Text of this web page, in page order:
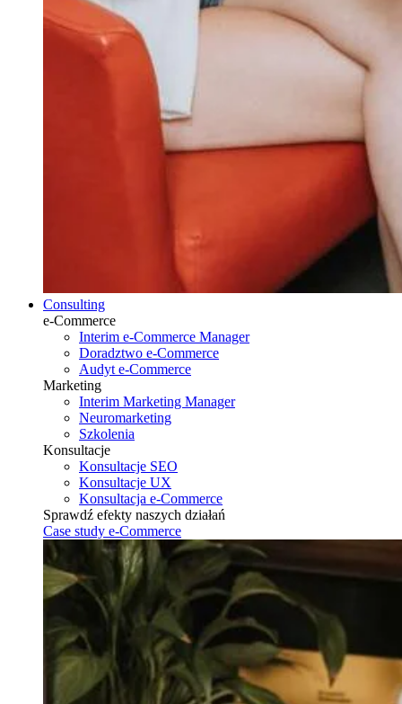
Consulting
e-Commerce
Interim e-Commerce Manager
Doradztwo e-Commerce
Audyt e-Commerce
Marketing
Interim Marketing Manager
Neuromarketing
Szkolenia
Konsultacje
Konsultacje SEO
Konsultacje UX
Konsultacja e-Commerce
Sprawdź efekty naszych działań
Case study e-Commerce